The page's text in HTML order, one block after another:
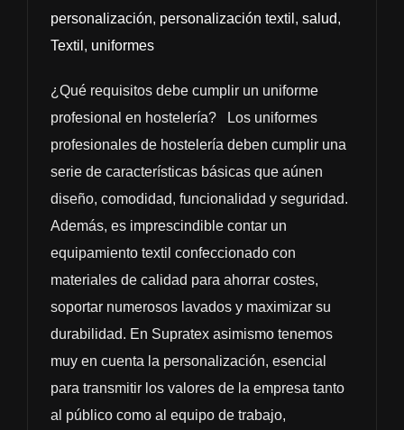
personalización, personalización textil , salud,
Textil , uniformes
¿Qué requisitos debe cumplir un uniforme
profesional en hostelería? Los uniformes
profesionales de hostelería deben cumplir una
serie de características básicas que aúnen
diseño, comodidad, funcionalidad y seguridad.
Además, es imprescindible contar un
equipamiento textil confeccionado con
materiales de calidad para ahorrar costes,
soportar numerosos lavados y maximizar su
durabilidad. En Supratex asimismo tenemos
muy en cuenta la personalización, esencial
para transmitir los valores de la empresa tanto
al público como al equipo de trabajo,